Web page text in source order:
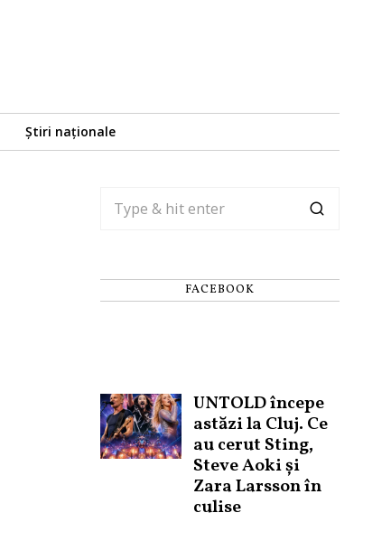
Știri naționale
FACEBOOK
UNTOLD începe
astăzi la Cluj. Ce
au cerut Sting,
Steve Aoki și
Zara Larsson în
culise